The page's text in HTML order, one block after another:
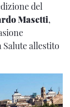
del
Masetti,
Salute allestito